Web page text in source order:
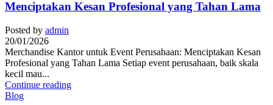
Menciptakan Kesan Profesional yang Tahan Lama
Posted by admin
20/01/2026
Merchandise Kantor untuk Event Perusahaan: Menciptakan Kesan
Profesional yang Tahan Lama Setiap event perusahaan, baik skala
kecil mau...
Continue reading
Blog